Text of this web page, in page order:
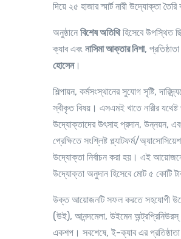
দিয়ে ২৫ হাজার স্মার্ট নারী উদ্যোক্তা তৈরি
অনুষ্ঠানে বিশেষ অতিথিহিসেবে উপস্থিত
ক্যাব এবং নাসিমা আক্তার নিশা,
হোসেন।
শিল্পায়ন, কর্মসংস্থানের সুযোগ সৃষ্টি,
স্বীকৃত বিষয়। এসএমই খাতে নারীর যথেষ্ট
উদ্যোক্তাদের উৎসাহ প্রদান, উন্নয়ন,
প্রেক্ষিতে সংশ্লিষ্ট প্ল্যাটফর্ম/
উদ্যোক্তা নির্বাচন করা হয়। এই আয়োজনের
উদ্যোক্তা অনুদান হিসেবে মোট ৫ কোটি
উক্ত আয়োজনটি সফল করতে সহযোগী
(উই), আনন্দমেলা, উইমেন
একশপ। সবশেষে, ই-ক্যাব এর প্রতিষ্ঠাতা